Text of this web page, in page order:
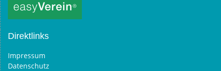
Direktlinks
Impressum
Datenschutz